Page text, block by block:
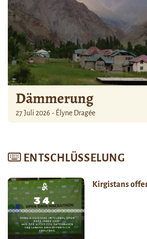
Dämmerung
27 Juli 2026 - Élyne Dragée
ENTSCHLÜSSELUNG
Kirgistans